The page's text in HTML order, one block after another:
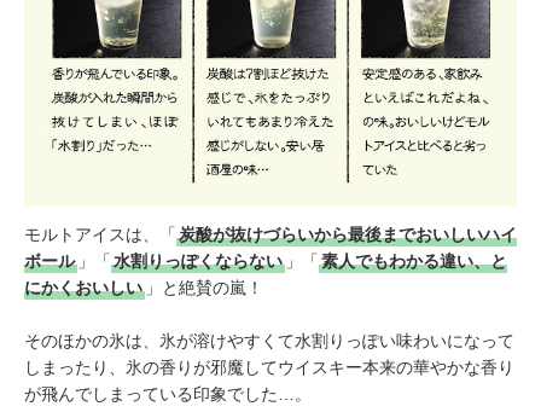
モルトアイスは、「 炭酸が抜けづらいから最後までおいしいハイ
ボール 」「 水割りっぽくならない 」「 素人でもわかる違い、と
にかくおいしい 」と絶賛の嵐！
そのほかの氷は、氷が溶けやすくて水割りっぽい味わいになって
しまったり、氷の香りが邪魔してウイスキー本来の華やかな香り
が飛んでしまっている印象でした…。